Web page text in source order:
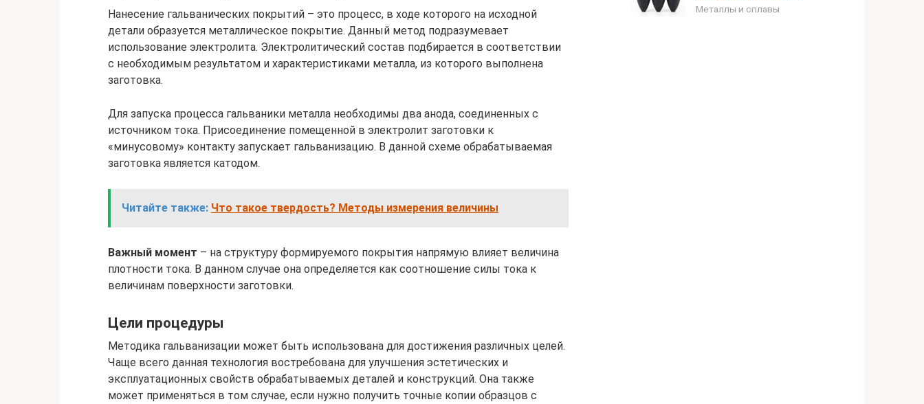
Нанесение гальванических покрытий – это процесс, в ходе которого на исходной
детали образуется металлическое покрытие. Данный метод подразумевает
использование электролита. Электролитический состав подбирается в соответствии
с необходимым результатом и характеристиками металла, из которого выполнена
заготовка.
Для запуска процесса гальваники металла необходимы два анода, соединенных с
источником тока. Присоединение помещенной в электролит заготовки к
«минусовому» контакту запускает гальванизацию. В данной схеме обрабатываемая
заготовка является катодом.
Читайте также: Что такое твердость? Методы измерения величины
Важный момент – на структуру формируемого покрытия напрямую влияет величина
плотности тока. В данном случае она определяется как соотношение силы тока к
величинам поверхности заготовки.
Цели процедуры
Методика гальванизации может быть использована для достижения различных целей.
Чаще всего данная технология востребована для улучшения эстетических и
эксплуатационных свойств обрабатываемых деталей и конструкций. Она также
может применяться в том случае, если нужно получить точные копии образцов с
Металлы и сплавы